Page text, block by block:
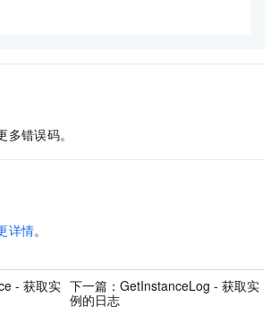
多错误码。
详情。
- 获取实 下一篇：GetInstanceLog - 获取实
例的日志